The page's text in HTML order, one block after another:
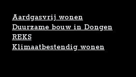
Aardgasvrij wonen
Duurzame bouw in Dongen
REKS
Klimaatbestendig wonen